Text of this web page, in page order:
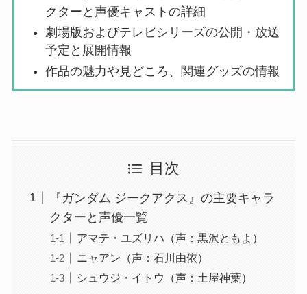
クターと声優キャストの詳細
劇場版およびテレビシリーズの公開・放送
予定と展開情報
作品の魅力や見どころ、関連グッズの情報
目次
『ガンダム ジークアクス』の主要キャラ
クターと声優一覧
アマテ・ユズリハ（声：黒沢ともよ）
ニャアン（声：石川由依）
シュウジ・イトウ（声：土屋神葉）